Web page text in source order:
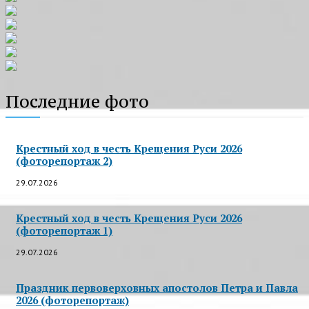
Последние фото
Крестный ход в честь Крещения Руси 2026
(фоторепортаж 2)
29.07.2026
Крестный ход в честь Крещения Руси 2026
(фоторепортаж 1)
29.07.2026
Праздник первоверховных апостолов Петра и Павла
2026 (фоторепортаж)